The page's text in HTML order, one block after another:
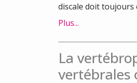
discale doit toujours
Plus...
La
vertébrales